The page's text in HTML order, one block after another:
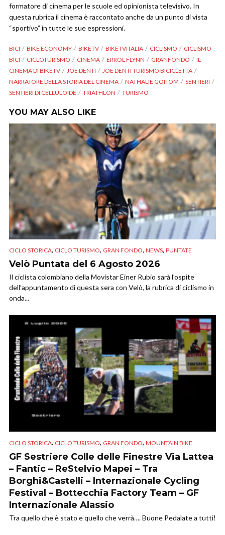
formatore di cinema per le scuole ed opinionista televisivo. In
questa rubrica il cinema è raccontato anche da un punto di vista
“sportivo” in tutte le sue espressioni.
BICI BIKE ECONOMY BIKETV BIKETVITALIA CICLISMO
CICLISMO
BICI
CICLOTURISMO CINEMA ERROL FLYNN GRANFONDO
IL
CINEMA DI BIKETV
JOE DENTI
JOE DENTI TURISMO BICICLETTA
NARRATORE DELLA STORIA DEL CINEMA
NATHALIE GOITOM
SENTIERI
SENTIERI DI CELLULOIDE
TRIATHLON TURISMO
YOU MAY ALSO LIKE
CICLO STORICA, CICLO TURISMO, GRAN FONDO, NEWS, PUNTATE
Velò Puntata del 6 Agosto 2026
Il ciclista colombiano della Movistar Einer Rubio sarà l’ospite
dell’appuntamento di questa sera con Velò, la rubrica di ciclismo in
onda...
CICLO STORICA, CICLO TURISMO, GRAN FONDO, MOUNTAIN BIKE
GF Sestriere Colle delle Finestre Via Lattea
– Fantic – ReStelvio Mapei – Tra
Borghi&Castelli – Internazionale Cycling
Festival – Bottecchia Factory Team – GF
Internazionale Alassio
Tra quello che è stato e quello che verrà…. Buone Pedalate a tutti!